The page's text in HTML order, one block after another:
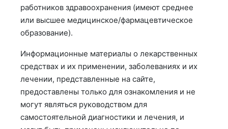
работников здравоохранения (имеют среднее
или высшее медицинское/фармацевтическое
образование).
Информационные материалы о лекарственных
средствах и их применении, заболеваниях и их
лечении, представленные на сайте,
предоставлены только для ознакомления и не
могут являться руководством для
самостоятельной диагностики и лечения, и